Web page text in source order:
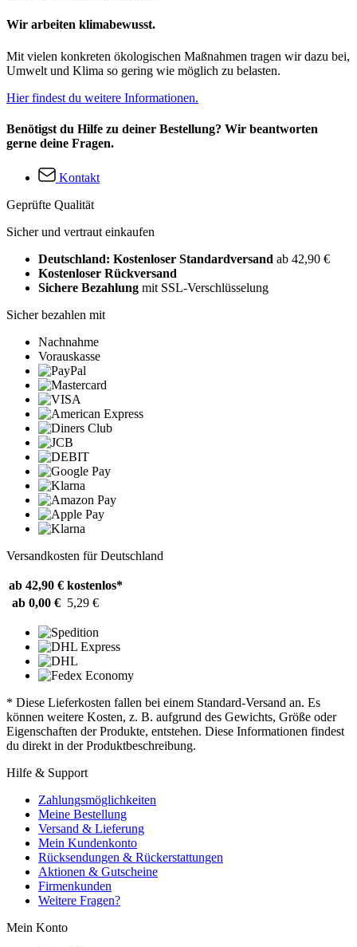
Wir arbeiten klimabewusst.
Mit vielen konkreten ökologischen Maßnahmen tragen wir dazu bei,
Umwelt und Klima so gering wie möglich zu belasten.
Hier findest du weitere Informationen.
Benötigst du Hilfe zu deiner Bestellung? Wir beantworten
gerne deine Fragen.
Kontakt
Geprüfte Qualität
Sicher und vertraut einkaufen
Deutschland: Kostenloser Standardversand ab 42,90 €
Kostenloser Rückversand
Sichere Bezahlung mit SSL-Verschlüsselung
Sicher bezahlen mit
Nachnahme
Vorauskasse
Versandkosten für Deutschland
ab 42,90 € kostenlos*
ab 0,00 € 5,29 €
* Diese Lieferkosten fallen bei einem Standard-Versand an. Es
können weitere Kosten, z. B. aufgrund des Gewichts, Größe oder
Eigenschaften der Produkte, entstehen. Diese Informationen findest
du direkt in der Produktbeschreibung.
Hilfe & Support
Zahlungsmöglichkeiten
Meine Bestellung
Versand & Lieferung
Mein Kundenkonto
Rücksendungen & Rückerstattungen
Aktionen & Gutscheine
Firmenkunden
Weitere Fragen?
Mein Konto